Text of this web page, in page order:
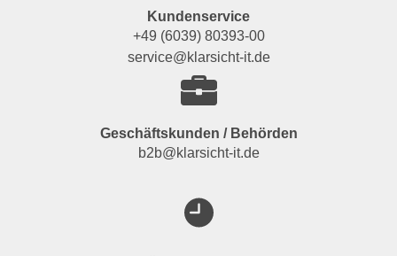
Kundenservice
+49 (6039) 80393-00
service@klarsicht-it.de
Geschäftskunden / Behörden
b2b@klarsicht-it.de